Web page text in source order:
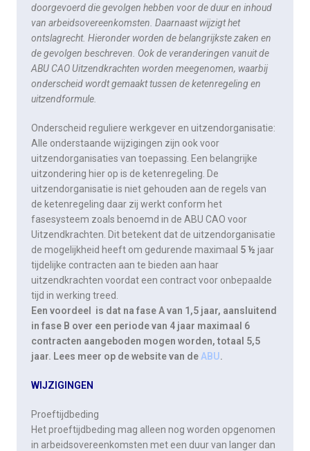
doorgevoerd die gevolgen hebben voor de duur en inhoud
van arbeidsovereenkomsten. Daarnaast wijzigt het
ontslagrecht. Hieronder worden de belangrijkste zaken en
de gevolgen beschreven. Ook de veranderingen vanuit de
ABU CAO Uitzendkrachten worden meegenomen, waarbij
onderscheid wordt gemaakt tussen de ketenregeling en
uitzendformule.
Onderscheid reguliere werkgever en uitzendorganisatie:
Alle onderstaande wijzigingen zijn ook voor
uitzendorganisaties van toepassing. Een belangrijke
uitzondering hier op is de ketenregeling. De
uitzendorganisatie is niet gehouden aan de regels van
de ketenregeling daar zij werkt conform het
fasesysteem zoals benoemd in de ABU CAO voor
Uitzendkrachten. Dit betekent dat de uitzendorganisatie
de mogelijkheid heeft om gedurende maximaal 5 ½ jaar
tijdelijke contracten aan te bieden aan haar
uitzendkrachten voordat een contract voor onbepaalde
tijd in werking treed.
Een voordeel is dat na fase A van 1,5 jaar, aansluitend
in fase B over een periode van 4 jaar maximaal 6
contracten aangeboden mogen worden, totaal 5,5
jaar. Lees meer op de website van de ABU.
WIJZIGINGEN
Proeftijdbeding
Het proeftijdbeding mag alleen nog worden opgenomen
in arbeidsovereenkomsten met een duur van langer dan